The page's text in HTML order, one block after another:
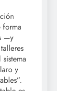
forma
—y
y